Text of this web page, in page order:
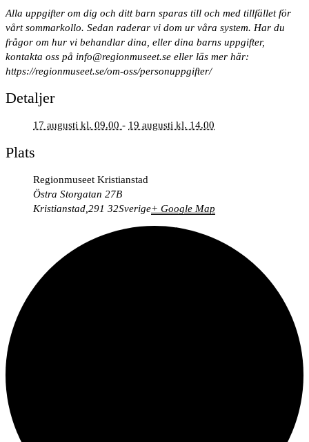
Alla uppgifter om dig och ditt barn sparas till och med tillfället för
vårt sommarkollo. Sedan raderar vi dom ur våra system. Har du
frågor om hur vi behandlar dina, eller dina barns uppgifter,
kontakta oss på info@regionmuseet.se eller läs mer här:
https://regionmuseet.se/om-oss/personuppgifter/
Detaljer
17 augusti kl. 09.00 - 19 augusti kl. 14.00
Plats
Regionmuseet Kristianstad
Östra Storgatan 27B
Kristianstad 291 32Sverige+ Google Map